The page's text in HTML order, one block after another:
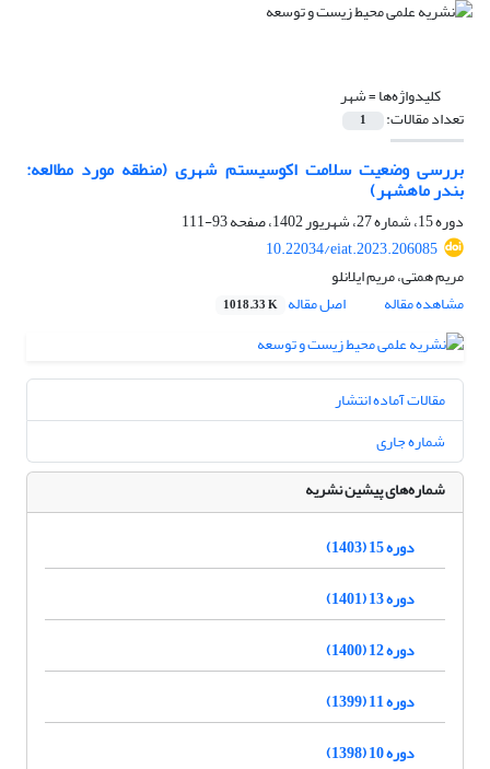
کلیدواژه‌ها =شهر
تعداد مقالات: 1
بررسی وضعیت سلامت اکوسیستم شهری (منطقه مورد مطالعه:
بندر ماهشهر)
دوره 15، شماره 27، شهریور 1402، صفحه
93-111
10.22034/eiat.2023.206085
مریم همتی، مریم ایلانلو
مشاهده مقاله
اصل مقاله 1018.33 K
مقالات آماده انتشار
شماره جاری
شماره‌های پیشین نشریه
دوره 15 (1403)
دوره 13 (1401)
دوره 12 (1400)
دوره 11 (1399)
دوره 10 (1398)